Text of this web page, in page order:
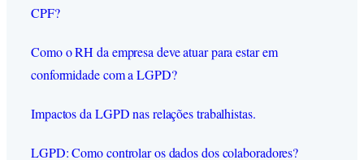
CPF?
Como o RH da empresa deve atuar para estar em
conformidade com a LGPD?
Impactos da LGPD nas relações trabalhistas.
LGPD: Como controlar os dados dos colaboradores?